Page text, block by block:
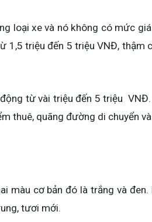
loại xe và nó không có mức
1,5 triệu đến 5 triệu VNĐ, thậm
từ vài triệu đến 5 triệu
thuê, quãng đường di chuyển
màu cơ bản đó là trắng và
tươi mới.